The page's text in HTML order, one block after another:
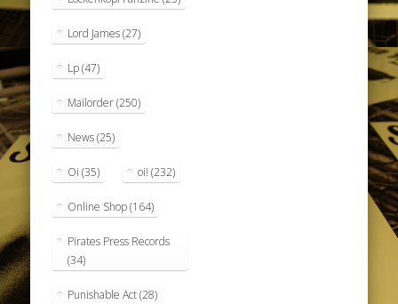
Lord James(27)
Lp(47)
Mailorder(250)
News(25)
Oi (35) oi! (232)
Online Shop(164)
Pirates Press Records
(34)
Punishable Act(28)